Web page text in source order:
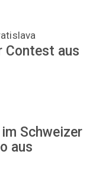
Contest aus
Schweizer
aus